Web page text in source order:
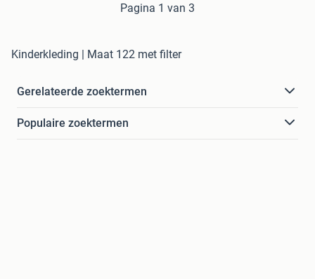
Pagina 1 van 3
Kinderkleding | Maat 122 met filter
Gerelateerde zoektermen
Populaire zoektermen